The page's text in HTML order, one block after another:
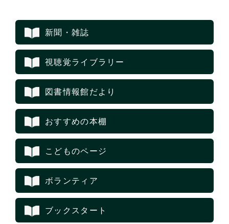
新聞・雑誌
視聴覚ライブラリー
図書情報館だより
おすすめの本棚
こどものページ
ボランティア
ブックスタート